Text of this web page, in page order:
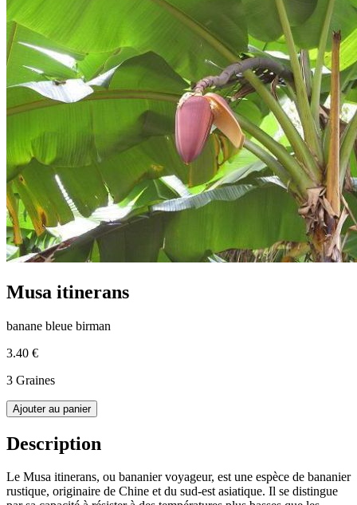
Musa itinerans
banane bleue birman
3.40 €
3 Graines
Ajouter au panier
Description
Le Musa itinerans, ou bananier voyageur, est une espèce de bananier
rustique, originaire de Chine et du sud-est asiatique. Il se distingue